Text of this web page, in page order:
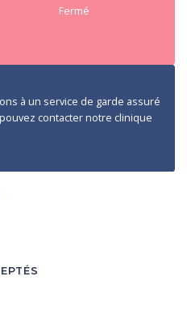
Fermé
à un service de garde assuré
contacter notre clinique